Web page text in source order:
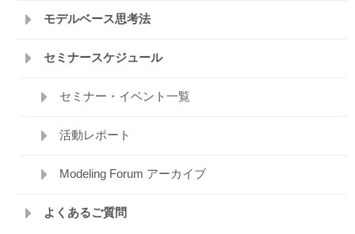
モデルベース思考法
セミナースケジュール
セミナー・イベント一覧
活動レポート
Modeling Forum アーカイブ
よくあるご質問